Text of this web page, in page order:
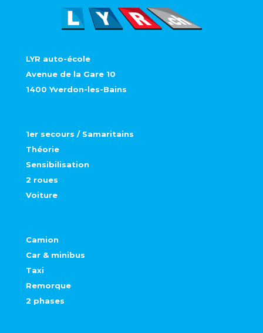
LYR auto-école
Avenue de la Gare 10
1400 Yverdon-les-Bains
1er secours / Samaritains
Théorie
Sensibilisation
2 roues
Voiture
Camion
Car & minibus
Taxi
Remorque
2 phases